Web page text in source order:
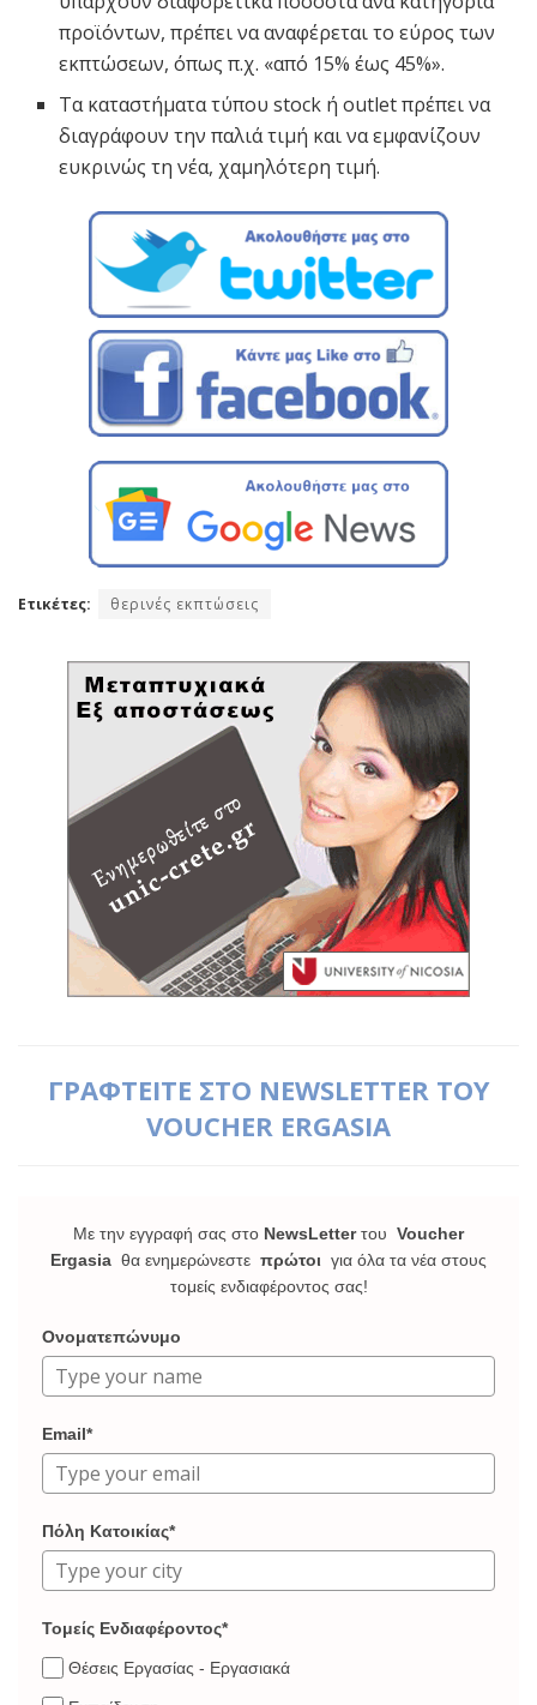
προϊόντων, πρέπει να αναφέρεται το εύρος των
εκπτώσεων, όπως π.χ. «από 15% έως 45%».
Τα καταστήματα τύπου stock ή outlet πρέπει να
διαγράφουν την παλιά τιμή και να εμφανίζουν
ευκρινώς τη νέα, χαμηλότερη τιμή.
Ετικέτες: θερινές εκπτώσεις
ΓΡΑΦΤΕΙΤΕ ΣΤΟ NEWSLETTER ΤΟΥ
VOUCHER ERGASIA
Με την εγγραφή σας στο NewsLetterτου Voucher
Ergasia θα ενημερώνεστε πρώτοι για όλα τα νέα στους
τομείς ενδιαφέροντος σας!
Ονοματεπώνυμο
Email*
Πόλη Κατοικίας*
Τομείς Ενδιαφέροντος*
Θέσεις Εργασίας - Εργασιακά